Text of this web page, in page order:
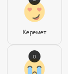
Керемет
0